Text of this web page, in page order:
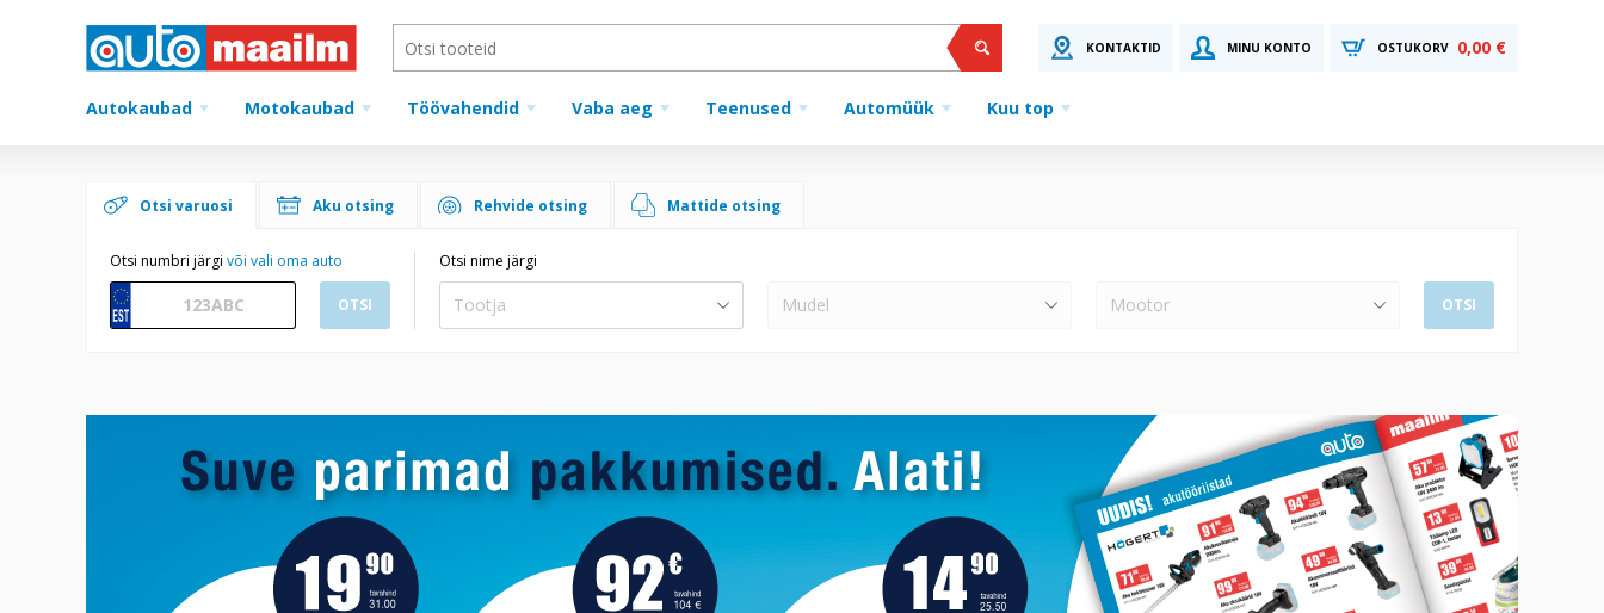
KONTAKTID MINU KONTO OSTUKORV 0,00 €
Autokaubad Motokaubad Töövahendid Vaba aeg Teenused Automüük Kuu top
Otsi varuosi Aku otsing Rehvide otsing Mattide otsing
Otsi numbri järgi või vali oma auto
OTSI
Otsi nime järgi
Mudel Mootor OTSI